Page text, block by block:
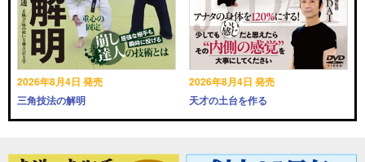
2026年8月4日 発売
三角技法の解明
2026年8月4日 発売
天才の土台を作る